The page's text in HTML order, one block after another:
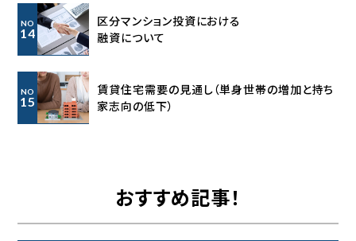
NO
14
区分マンション投資における
融資について
NO
15
賃貸住宅需要の見通し（単身世帯の増加と持ち
家志向の低下）
おすすめ記事！